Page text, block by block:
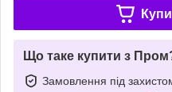
Що таке купити з
Замовлення під